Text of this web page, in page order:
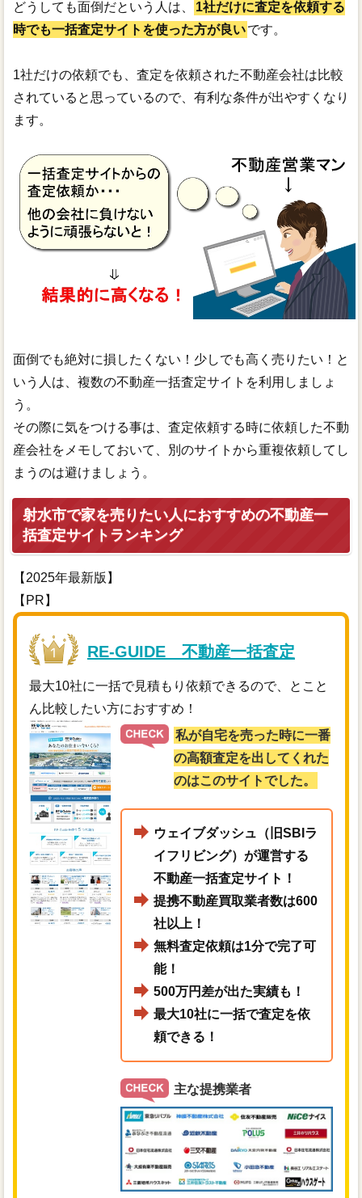
どうしても面倒だという人は、
1社だけに査定を依頼する
時でも一括査定サイトを使った方が良いです。
1社だけの依頼でも、査定を依頼された不動産会社は比較
されていると思っているので、有利な条件が出やすくなり
ます。
面倒でも絶対に損したくない！少しでも高く売りたい！と
いう人は、複数の不動産一括査定サイトを利用しましょ
う。
その際に気をつける事は、査定依頼する時に依頼した不動
産会社をメモしておいて、別のサイトから重複依頼してし
まうのは避けましょう。
射水市で家を売りたい人におすすめの不動産一
括査定サイトランキング
【2025年最新版】
【PR】
RE-GUIDE 不動産一括査定
最大10社に一括で見積もり依頼できるので、とこと
ん比較したい方におすすめ！
私が自宅を売った時に一番
の高額査定を出してくれた
のはこのサイトでした。
ウェイブダッシュ（旧SBIラ
イフリビング）が運営する
不動産一括査定サイト！
提携不動産買取業者数は600
社以上！
無料査定依頼は1分で完了可
能！
500万円差が出た実績も！
最大10社に一括で査定を依
頼できる！
主な提携業者